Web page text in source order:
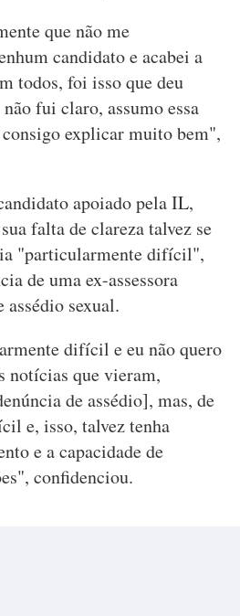
que não me
candidato e acabei a
todos, foi isso que deu
fui claro, assumo essa
explicar muito bem",
apoiado pela IL,
falta de clareza talvez se
"particularmente difícil",
de uma ex-assessora
sexual.
difícil e eu não quero
notícias que vieram,
de assédio], mas, de
e, isso, talvez tenha
e a capacidade de
confidenciou.